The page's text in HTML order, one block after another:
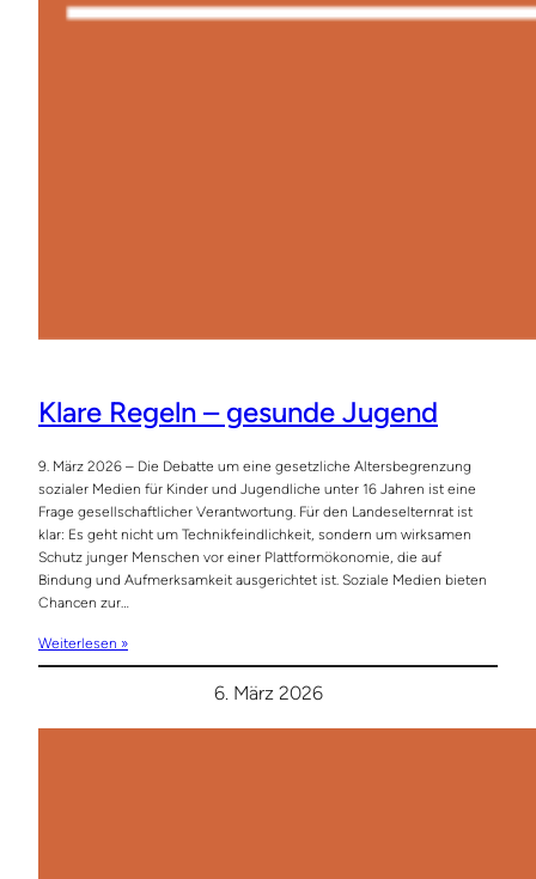
Klare Regeln – gesunde Jugend
9. März 2026 – Die Debatte um eine gesetzliche Altersbegrenzung
sozialer Medien für Kinder und Jugendliche unter 16 Jahren ist eine
Frage gesellschaftlicher Verantwortung. Für den Landeselternrat ist
klar: Es geht nicht um Technikfeindlichkeit, sondern um wirksamen
Schutz junger Menschen vor einer Plattformökonomie, die auf
Bindung und Aufmerksamkeit ausgerichtet ist. Soziale Medien bieten
Chancen zur…
Weiterlesen »
6. März 2026